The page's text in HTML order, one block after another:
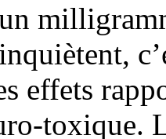
effets
toxique.